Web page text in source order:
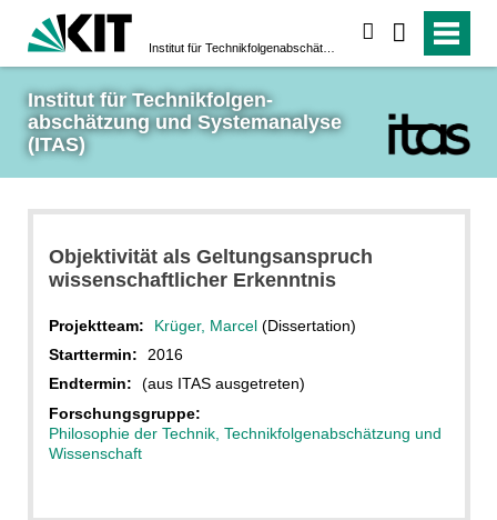
Institut für Technikfolgen­
abschätzung und System­analyse
(ITAS)
Objektivität als Geltungsanspruch
wissenschaftlicher Erkenntnis
Projektteam: Krüger, Marcel(Dissertation)
Starttermin:
2016
Endtermin:
(aus ITAS ausgetreten)
Forschungsgruppe:
Philosophie der Technik, Technikfolgenabschätzung und
Wissenschaft